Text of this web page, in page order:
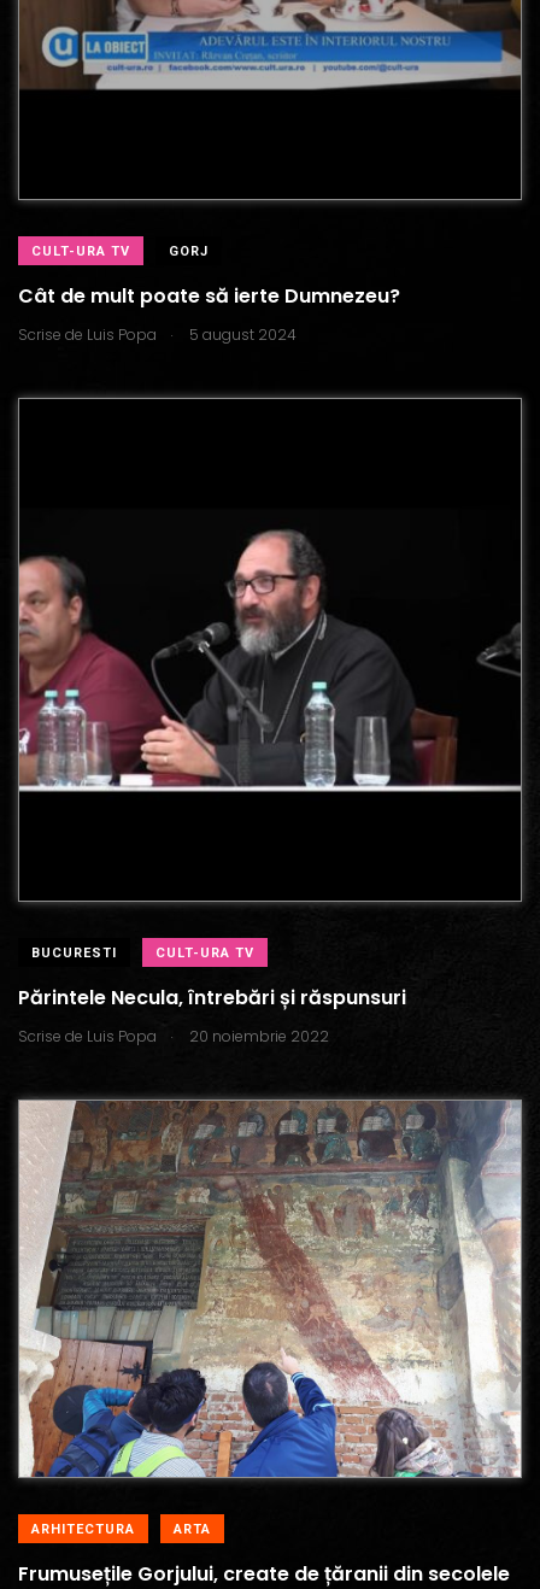
CULT-URA TV GORJ
Cât de mult poate să ierte Dumnezeu?
Scrise de Luis Popa . 5 august 2024
BUCURESTI CULT-URA TV
Părintele Necula, întrebări și răspunsuri
Scrise de Luis Popa . 20 noiembrie 2022
ARHITECTURA ARTA
Frumusețile Gorjului, create de țăranii din secolele